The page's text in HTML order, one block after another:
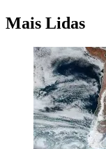
Mais Lidas